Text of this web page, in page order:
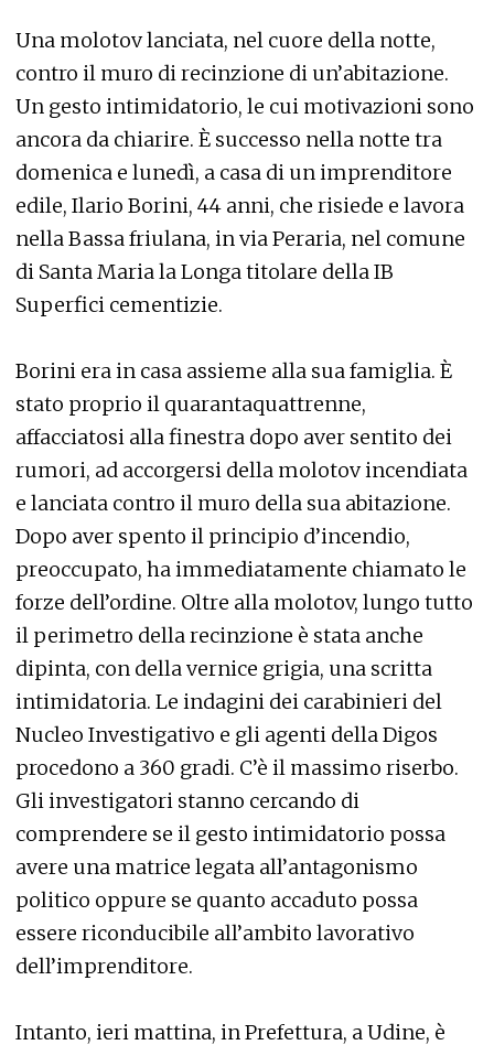
Una molotov lanciata, nel cuore della notte,
contro il muro di recinzione di un’abitazione.
Un gesto intimidatorio, le cui motivazioni sono
ancora da chiarire. È successo nella notte tra
domenica e lunedì, a casa di un imprenditore
edile, Ilario Borini, 44 anni, che risiede e lavora
nella Bassa friulana, in via Peraria, nel comune
di Santa Maria la Longa titolare della IB
Superfici cementizie.
Borini era in casa assieme alla sua famiglia. È
stato proprio il quarantaquattrenne,
affacciatosi alla finestra dopo aver sentito dei
rumori, ad accorgersi della molotov incendiata
e lanciata contro il muro della sua abitazione.
Dopo aver spento il principio d’incendio,
preoccupato, ha immediatamente chiamato le
forze dell’ordine. Oltre alla molotov, lungo tutto
il perimetro della recinzione è stata anche
dipinta, con della vernice grigia, una scritta
intimidatoria. Le indagini dei carabinieri del
Nucleo Investigativo e gli agenti della Digos
procedono a 360 gradi. C’è il massimo riserbo.
Gli investigatori stanno cercando di
comprendere se il gesto intimidatorio possa
avere una matrice legata all’antagonismo
politico oppure se quanto accaduto possa
essere riconducibile all’ambito lavorativo
dell’imprenditore.
Intanto, ieri mattina, in Prefettura, a Udine, è